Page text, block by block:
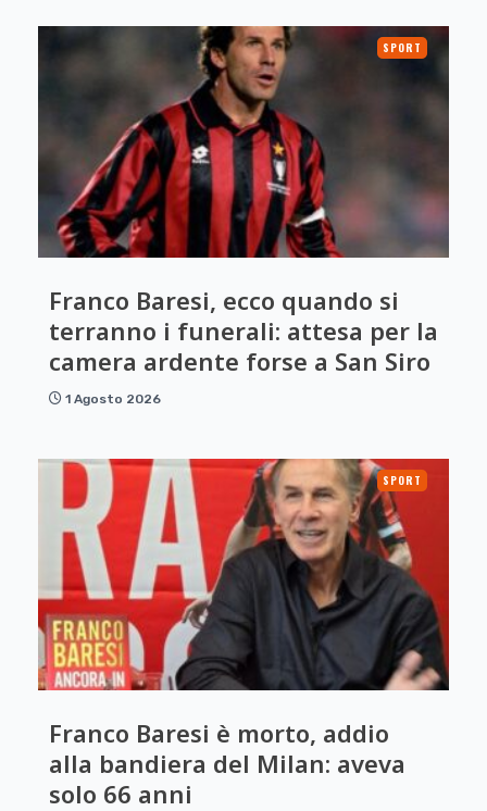
SPORT
Franco Baresi, ecco quando si
terranno i funerali: attesa per la
camera ardente forse a San Siro
1 Agosto 2026
SPORT
Franco Baresi è morto, addio
alla bandiera del Milan: aveva
solo 66 anni